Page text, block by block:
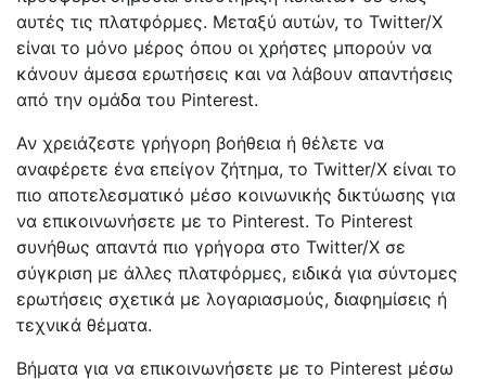
αυτές τις πλατφόρμες. Μεταξύ αυτών, το Twitter/X
είναι το μόνο μέρος όπου οι χρήστες μπορούν να
κάνουν άμεσα ερωτήσεις και να λάβουν απαντήσεις
από την ομάδα του Pinterest.
Αν χρειάζεστε γρήγορη βοήθεια ή θέλετε να
αναφέρετε ένα επείγον ζήτημα, το Twitter/X είναι το
πιο αποτελεσματικό μέσο κοινωνικής δικτύωσης για
να επικοινωνήσετε με το Pinterest. Το Pinterest
συνήθως απαντά πιο γρήγορα στο Twitter/X σε
σύγκριση με άλλες πλατφόρμες, ειδικά για σύντομες
ερωτήσεις σχετικά με λογαριασμούς, διαφημίσεις ή
τεχνικά θέματα.
Βήματα για να επικοινωνήσετε με το Pinterest μέσω